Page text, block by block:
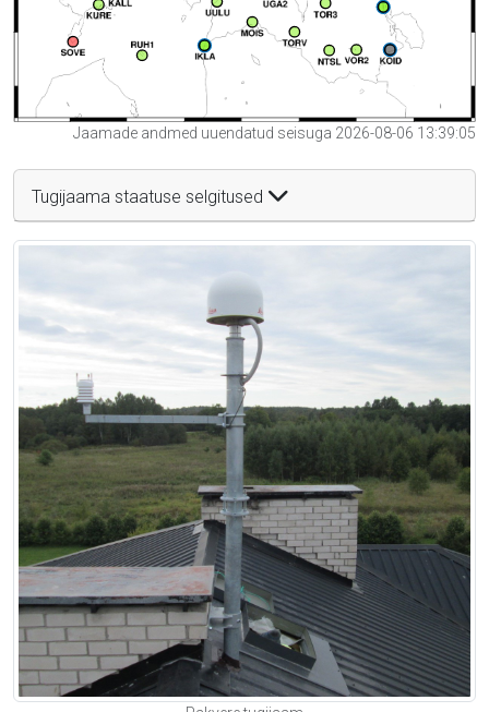
Jaamade andmed uuendatud seisuga 2026-08-06 13:39:05
Tugijaama staatuse selgitused